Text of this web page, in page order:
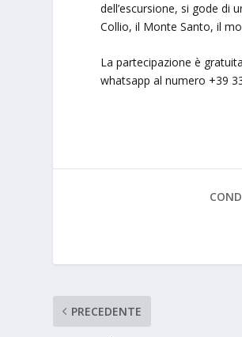
dell’escursione, si gode di
Collio, il Monte Santo, il
La partecipazione è
whatsapp al numero +39
PRECEDENTE